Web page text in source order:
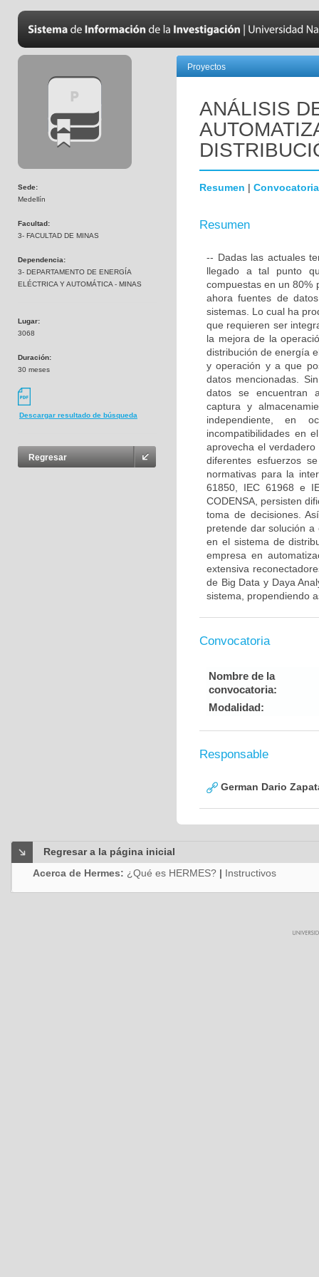
Sede:
Medellín
Facultad:
3- FACULTAD DE MINAS
Dependencia:
3- DEPARTAMENTO DE ENERGÍA
ELÉCTRICA Y AUTOMÁTICA - MINAS
Lugar:
3068
Duración:
30 meses
Descargar resultado de búsqueda
Regresar
Proyectos
ANÁLISIS
Resumen | Convocatoria
Resumen
-- Dadas las actuales
llegado a tal punto
compuestas en un 80%
ahora fuentes de
sistemas. Lo cual ha
que requieren ser
la mejora de la
distribución de energía
y operación y a que
datos mencionadas.
datos se encuentran
captura y
independiente, en
incompatibilidades en
aprovecha el
diferentes esfuerzos
normativas para la
61850, IEC 61968 e
CODENSA, persisten
toma de decisiones.
pretende dar solución
en el sistema de
empresa en
extensiva
de Big Data y Daya
sistema, propendiendo
Convocatoria
Nombre de la
convocatoria:
Modalidad:
Responsable
German Dario
Regresar a la página inicial
Acerca de Hermes: ¿Qué es HERMES? | Instructivos